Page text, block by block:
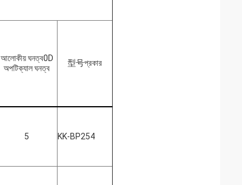
আলোকীয় ঘনত্ব0D
অপটিক্যাল ঘনত্ব
型号প্রকার
5 KK-BP254